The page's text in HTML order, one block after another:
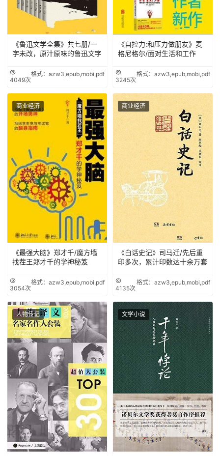
《鲁迅文学全集》共七册/一
字未改，原汁原味的鲁迅文字
4049次
格式：azw3,epub,mobi,pdf
《自控力:和压力做朋友》麦
格尼格尔/面对生活和工作
3245次
格式：azw3,epub,mobi,pdf
商业经济
《最强大脑》郑才千/魔方墙
找茬王郑才千的学神秘笈
3054次
格式：azw3,epub,mobi,pdf
商业经济
《白话史记》司马迁/先后重
印多次，累计印数达十余万套
4135次
格式：azw3,epub,mobi,pdf
人物传记 文学小说